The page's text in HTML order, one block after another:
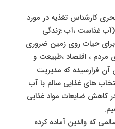
کارشناس تغذیه در مورد
غذاست ،آب ؛زندگی
حیات روی زمین ضروری
، اقتصاد ،طبیعت و
فرارسیده که مدیریت
های غذایی سالم با آب
کاهش ضایعات مواد غذایی
که والدین آماده کرده